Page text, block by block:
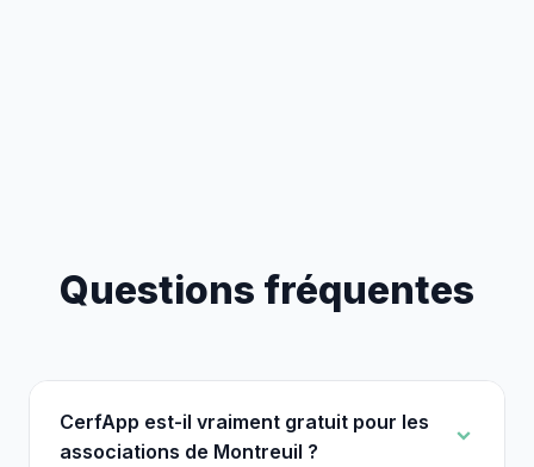
Questions fréquentes
CerfApp est-il vraiment gratuit pour les
associations de Montreuil ?